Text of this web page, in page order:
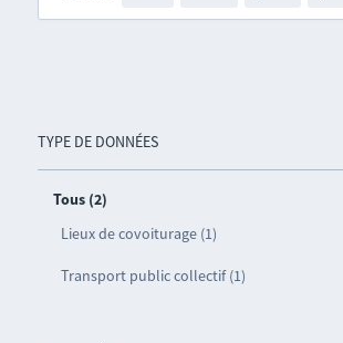
TYPE DE DONNÉES
Tous (2)
Lieux de covoiturage (1)
Transport public collectif (1)